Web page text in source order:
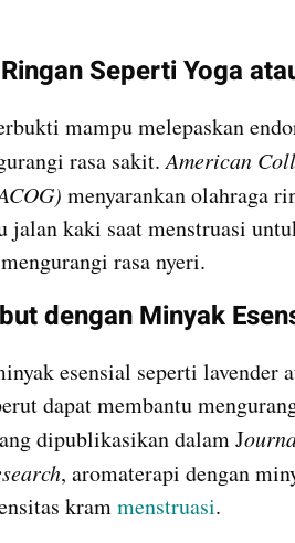
Seperti Yoga
mampu melepaskan
rasa sakit. American
menyarankan olahraga
jalan kaki saat menstruasi
rasa nyeri.
dengan Minyak
esensial seperti lavender
dapat membantu
dipublikasikan dalam J
, aromaterapi dengan
kram menstruasi.